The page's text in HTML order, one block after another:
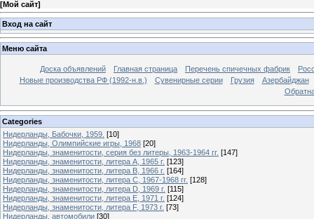
[Мой сайт]
Вход на сайт
Меню сайта
Доска объявлений Главная страница Перечень спичечных фабрик
Новые производства РФ (1992-н.в.)
Сувенирные серии Грузия
Азербайджан
Categories
Нидерланды, Бабочки, 1959. [10]
Нидерланды, Олимпийские игры, 1968 [20]
Нидерланды, знаменитости, серия без литеры, 1963-1964 гг. [147]
Нидерланды, знаменитости, литера A, 1965 г. [123]
Нидерланды, знаменитости, литера B, 1966 г. [164]
Нидерланды, знаменитости, литера C, 1967-1968 гг. [128]
Нидерланды, знаменитости, литера D, 1969 г. [115]
Нидерланды, знаменитости, литера E, 1971 г. [124]
Нидерланды, знаменитости, литера F, 1973 г. [73]
Нидерланды, автомобили [30]